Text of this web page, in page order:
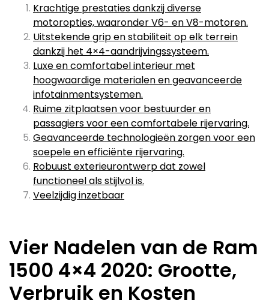
Krachtige prestaties dankzij diverse
motoropties, waaronder V6- en V8-motoren.
Uitstekende grip en stabiliteit op elk terrein
dankzij het 4×4-aandrijvingssysteem.
Luxe en comfortabel interieur met
hoogwaardige materialen en geavanceerde
infotainmentsystemen.
Ruime zitplaatsen voor bestuurder en
passagiers voor een comfortabele rijervaring.
Geavanceerde technologieën zorgen voor een
soepele en efficiënte rijervaring.
Robuust exterieurontwerp dat zowel
functioneel als stijlvol is.
Veelzijdig inzetbaar
Vier Nadelen van de Ram
1500 4×4 2020: Grootte,
Verbruik en Kosten